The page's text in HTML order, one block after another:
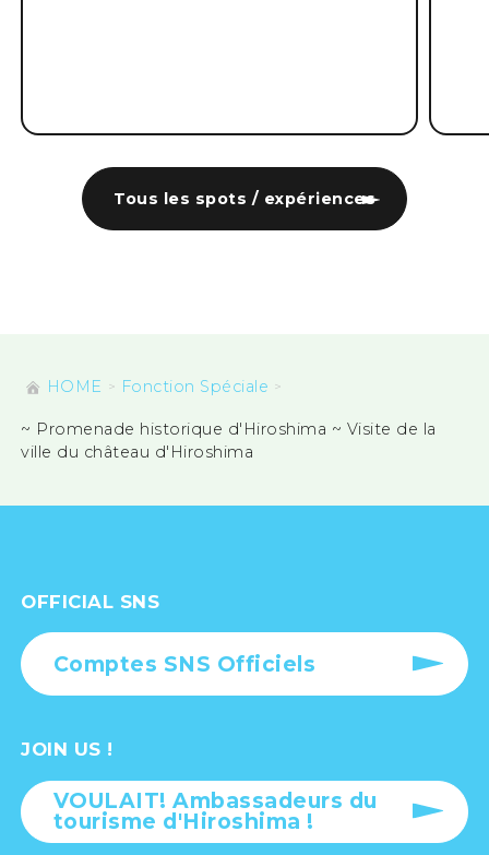
Tous les spots / expériences
HOME Fonction Spéciale
~ Promenade historique d'Hiroshima ~ Visite de la
ville du château d'Hiroshima
OFFICIAL SNS
Comptes SNS Officiels
JOIN US !
VOULAIT! Ambassadeurs du
tourisme d'Hiroshima !